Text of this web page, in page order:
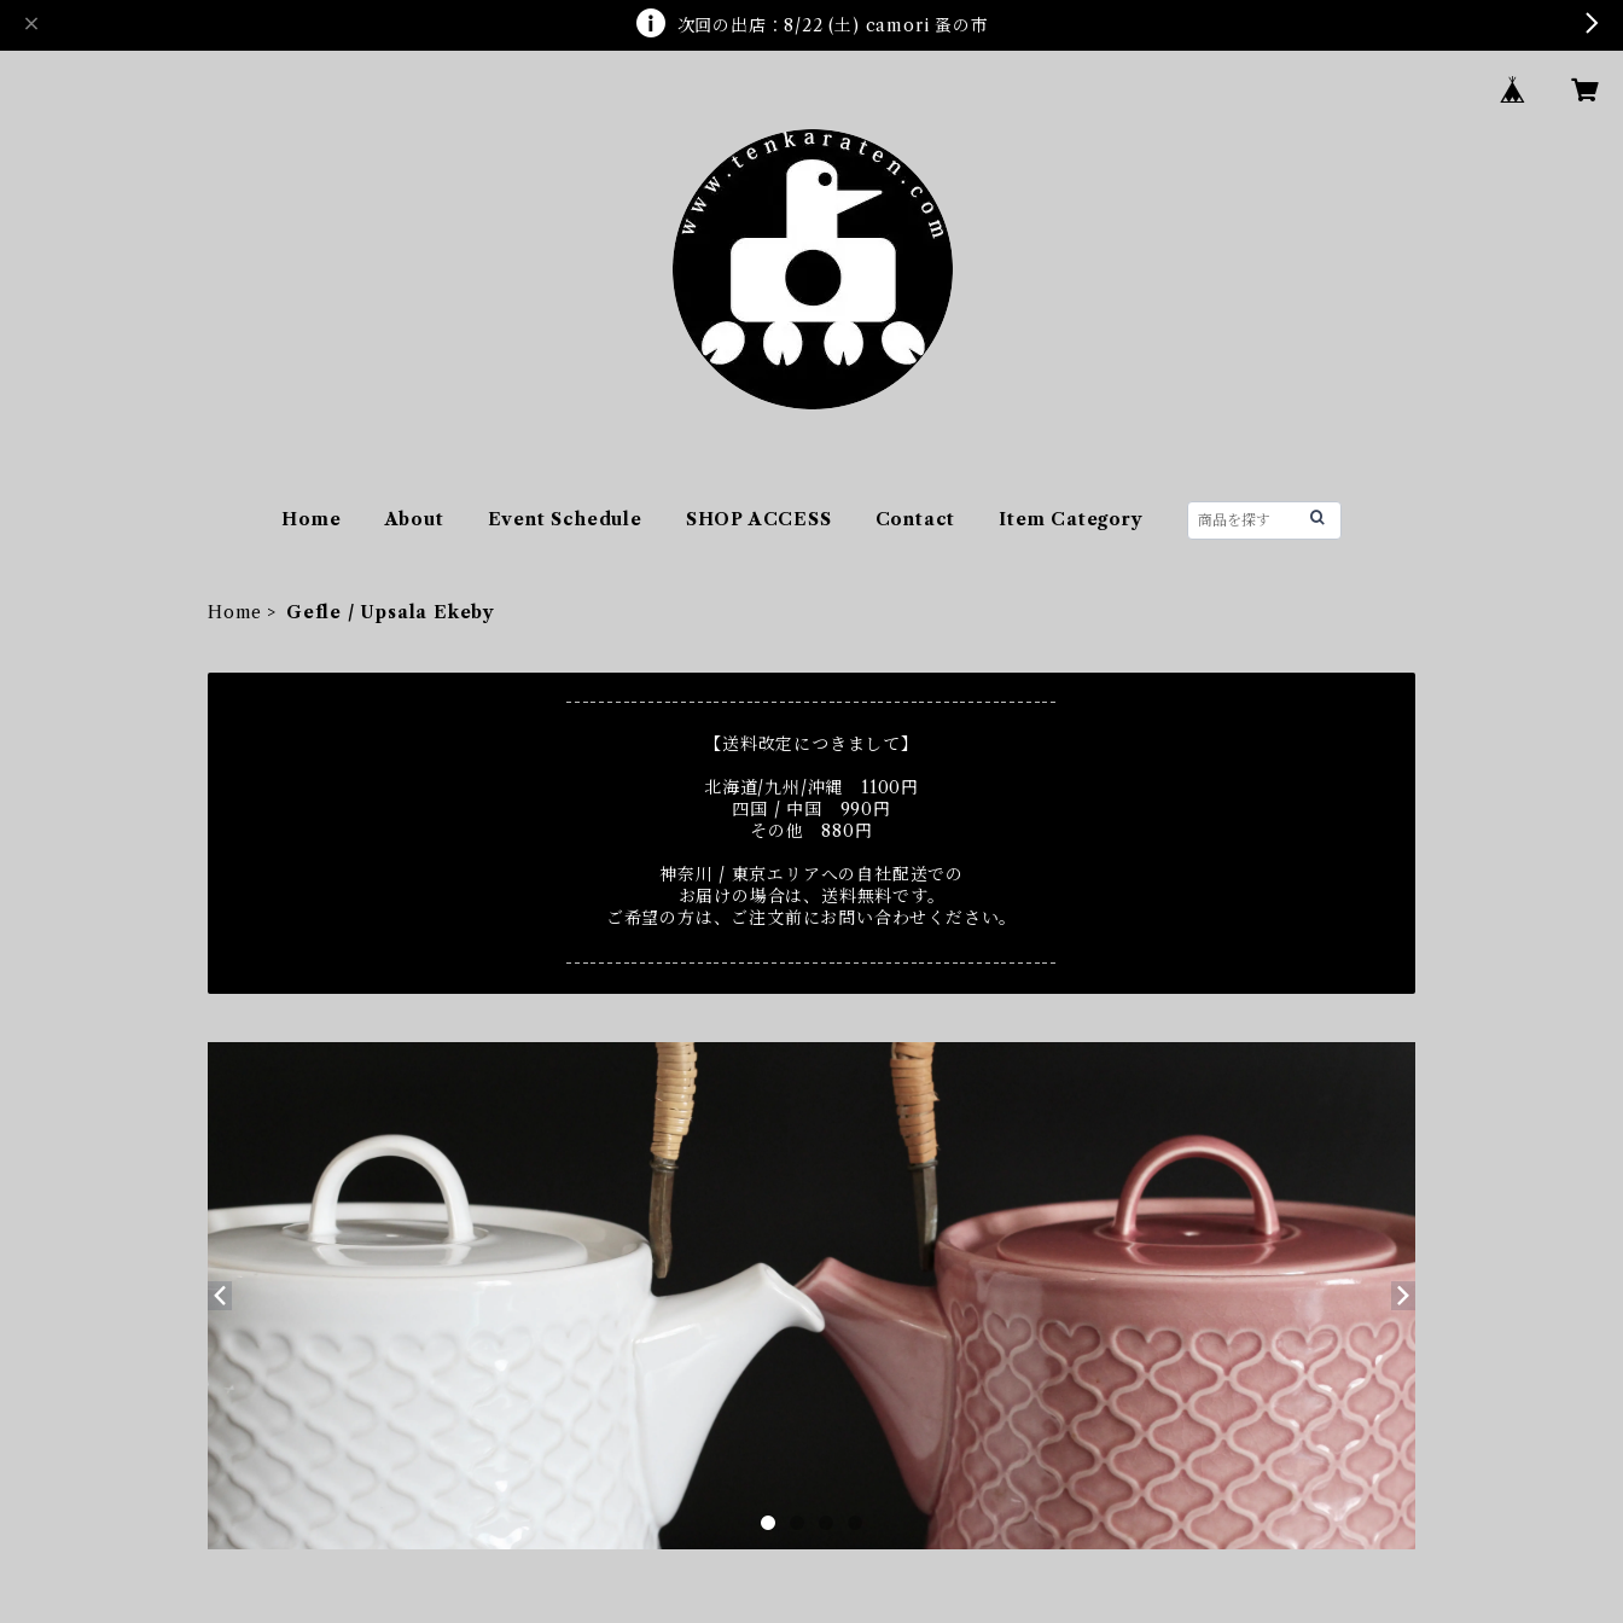
次回の出店：8/22 (土) camori 蚤の市
Home About Event Schedule SHOP ACCESS Contact Item Category
Home Gefle / Upsala Ekeby
------------------------------------------------------------
【送料改定につきまして】
北海道/九州/沖縄 1100円
四国 / 中国 990円
その他 880円
神奈川 / 東京エリアへの自社配送での
お届けの場合は、送料無料です。
ご希望の方は、ご注文前にお問い合わせください。
------------------------------------------------------------